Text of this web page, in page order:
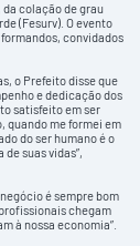
colação de grau
(Fesurv). O evento
convidados
o Prefeito disse que
e dedicação dos
satisfeito em ser
quando me formei em
do ser humano é o
suas vidas”,
é sempre bom
chegam
à nossa economia”.